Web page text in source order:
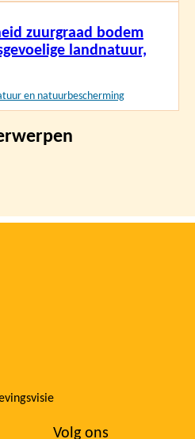
zuurgraad bodem
landnatuur,
en natuurbescherming
Volg ons